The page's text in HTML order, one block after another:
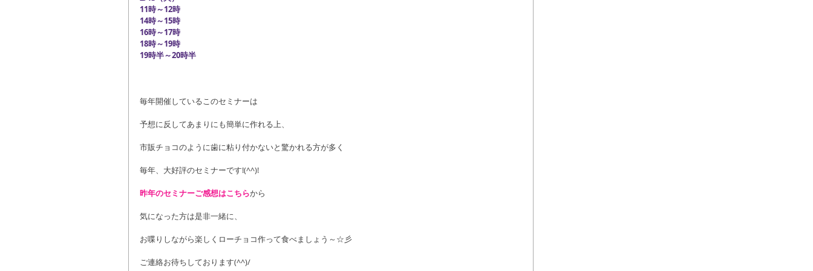
11時～12時
14時～15時
16時～17時
18時～19時
19時半～20時半
毎年開催しているこのセミナーは
予想に反してあまりにも簡単に作れる上、
市販チョコのように歯に粘り付かないと驚かれる方が多く
毎年、大好評のセミナーです!(^^)!
昨年のセミナーご感想はこちらから
気になった方は是非一緒に、
お喋りしながら楽しくローチョコ作って食べましょう～☆彡
ご連絡お待ちしております(^^)/